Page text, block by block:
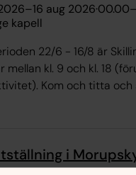
–16 aug 2026·00.00–
kapell
22/6 - 16/8 är
mellan kl. 9 och kl. 18
Kom och titta och
i